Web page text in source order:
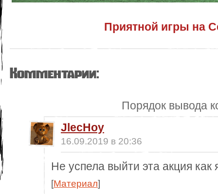
Приятной игры на
Комментарии:
Порядок вывода
JlecHoy
16.09.2019 в 20:36
Не успела выйти эта акция
[Материал]